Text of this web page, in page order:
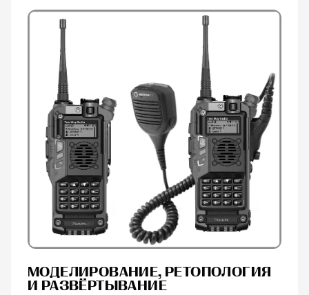
МОДЕЛИРОВАНИЕ, РЕТОПОЛОГИЯ
И РАЗВЁРТЫВАНИЕ